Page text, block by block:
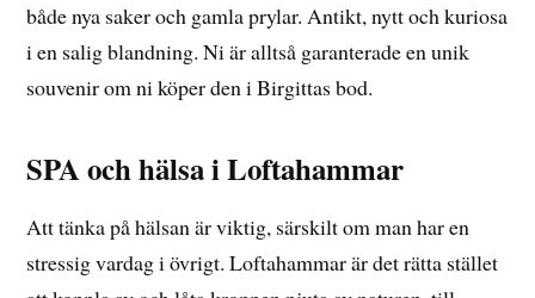
både nya saker och gamla prylar. Antikt, nytt och kuriosa
i en salig blandning. Ni är alltså garanterade en unik
souvenir om ni köper den i Birgittas bod.
SPA och hälsa i Loftahammar
Att tänka på hälsan är viktig, särskilt om man har en
stressig vardag i övrigt. Loftahammar är det rätta stället